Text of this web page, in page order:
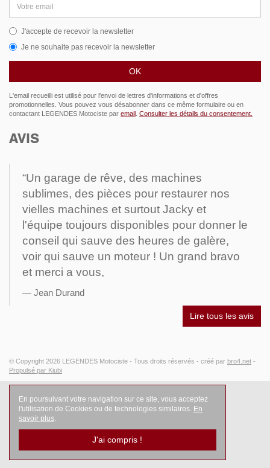
email
J'accepte de recevoir la newsletter
Je ne souhaite pas recevoir la newsletter
L'email recueilli est utilisé pour l'envoi de lettres d'informations et d'offres
promotionnelles. Vous pouvez vous désabonner dans ce même formulaire ou en
contactant LEGENDES Motociste par email Consulter les détails du consentement.
AVIS
“Un garage de rêve, des machines
sublimes, des pièces pour restaurer nos
vielles machines et surtout Jacky et
l'équipe toujours disponibles pour donner le
conseil qui sauve des heures de galère,
voir qui sauve un moteur ! Un grand bravo
et merci a vous,
Jean Durand
Lire tous les avis
© Copyright 2026 LEGENDES Motociste - Tous droits réservés - créé par bro4.net -
Propulsé par Kiubi
En poursuivant votre navigation sur ce site, vous acceptez
l'utilisation de Cookies ou de technologies similaires. En
savoir plus
J'ai compris !